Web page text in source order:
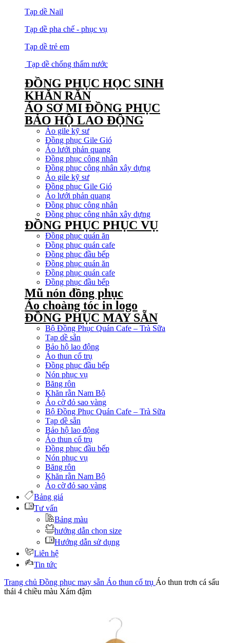
Tạp dề Nail
Tạp dề pha chế - phục vụ
Tạp dề trẻ em
Tạp dề chống thấm nước
ĐỒNG PHỤC HỌC SINH
KHĂN RẰN
ÁO SƠ MI ĐỒNG PHỤC
BẢO HỘ LAO ĐỘNG
Áo gile kỹ sư
Đồng phục Gile Gió
Áo lưới phản quang
Đồng phục công nhân
Đồng phục công nhân xây dựng
Áo gile kỹ sư
Đồng phục Gile Gió
Áo lưới phản quang
Đồng phục công nhân
Đồng phục công nhân xây dựng
ĐỒNG PHỤC PHỤC VỤ
Đồng phục quán ăn
Đồng phục quán cafe
Đồng phục đầu bếp
Đồng phục quán ăn
Đồng phục quán cafe
Đồng phục đầu bếp
Mũ nón đồng phục
Áo choàng tóc in logo
ĐỒNG PHỤC MAY SẴN
Bộ Đồng Phục Quán Cafe – Trà Sữa
Tạp dề sẵn
Bảo hộ lao động
Áo thun cổ trụ
Đồng phục đầu bếp
Nón phục vụ
Băng rôn
Khăn rằn Nam Bộ
Áo cờ đỏ sao vàng
Bộ Đồng Phục Quán Cafe – Trà Sữa
Tạp dề sẵn
Bảo hộ lao động
Áo thun cổ trụ
Đồng phục đầu bếp
Nón phục vụ
Băng rôn
Khăn rằn Nam Bộ
Áo cờ đỏ sao vàng
Bảng giá
Tư vấn
Bảng màu
hướng dẫn chọn size
Hướng dẫn sử dụng
Liên hệ
Tin tức
Trang chủ Đồng phục may sẵn Áo thun cổ trụ Áo thun trơn cá sấu
thái 4 chiều màu Xám đậm